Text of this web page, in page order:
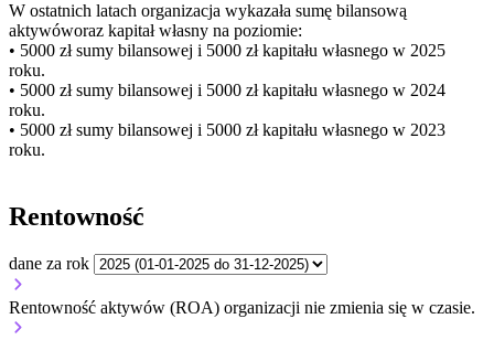
W ostatnich latach organizacja wykazała sumę bilansową
aktywóworaz kapitał własny na poziomie:
• 5000 złsumy bilansowej i 5000 zł kapitału własnego w 2025
roku.
• 5000 złsumy bilansowej i 5000 zł kapitału własnego w 2024
roku.
• 5000 złsumy bilansowej i 5000 zł kapitału własnego w 2023
roku.
Rentowność
dane za rok
Rentowność aktywów (ROA) organizacji nie zmienia się w czasie.